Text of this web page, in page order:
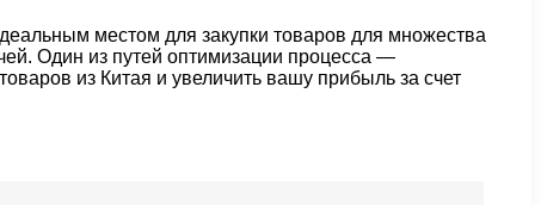
местом для закупки товаров для множества
Один из путей оптимизации процесса —
из Китая и увеличить вашу прибыль за счет